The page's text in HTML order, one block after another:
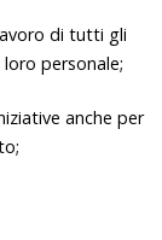
di tutti gli
personale;
anche per